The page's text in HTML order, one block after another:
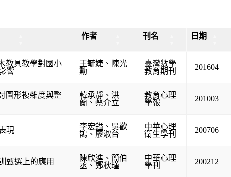
作者 刊名 日期
教具教學對國小
響
王毓婕 、 陳光
勳
臺灣數學
教育期刊
201604
圖形複雜度與整
韓承靜 、 洪
蘭 、 蔡介立
教育心理
學報
201003
現 李宏鎰 、 吳歡
鵲 、 廖淑台
中華心理
衛生學刊
200706
甄選上的應用 陳欣進 、 簡伯
丞 、 鄭秋瑾
中華心理
學刊
200212